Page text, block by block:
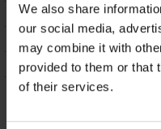
We also share
our social media,
may combine it with
provided to them or that
of their services.
DOPRAVA A PLATBA
ÚDRŽBA A PRANIE